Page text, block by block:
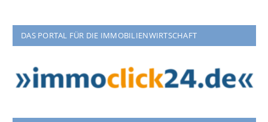
DAS PORTAL FÜR DIE IMMOBILIENWIRTSCHAFT